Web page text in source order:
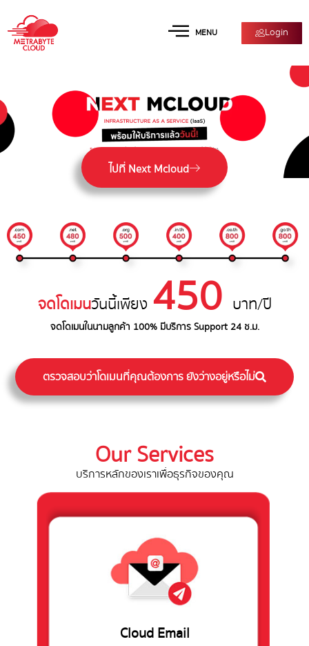
MENU Login
ไปที่ Next Mcloud
จดโดเมนวันนี้เพียง 450 บาท/ปี
จดโดเมนในนามลูกค้า 100% มีบริการ Support 24 ช.ม.
ตรวจสอบว่าโดเมนที่คุณต้องการ ยังว่างอยู่หรือไม่
Our Services
บริการหลักของเราเพื่อธุรกิจของคุณ
Cloud Email